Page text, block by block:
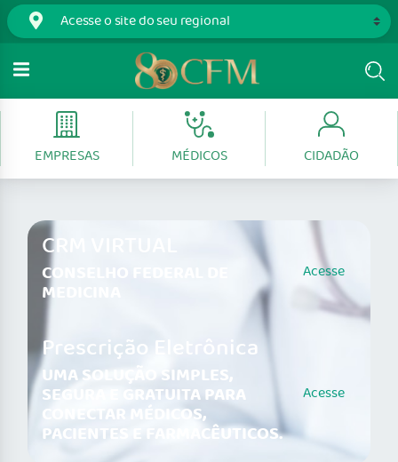
EMPRESAS MÉDICOS CIDADÃO
CRM VIRTUAL
CONSELHO FEDERAL DE
MEDICINA
Acesse
Prescrição Eletrônica
UMA SOLUÇÃO SIMPLES,
SEGURA E GRATUITA PARA
CONECTAR MÉDICOS,
PACIENTES E FARMACÊUTICOS.
Acesse